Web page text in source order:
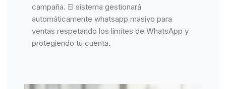
campaña. El sistema gestionará
automáticamente whatsapp masivo para
ventas respetando los límites de WhatsApp y
protegiendo tu cuenta.